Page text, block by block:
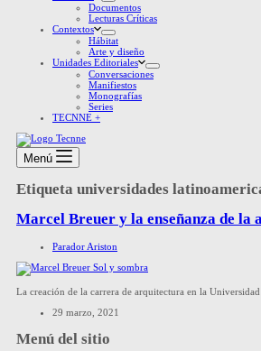
Documentos
Lecturas Críticas
Contextos
Hábitat
Arte y diseño
Unidades Editoriales
Conversaciones
Manifiestos
Monografías
Series
TECNNE +
Menú
Etiqueta universidades
Marcel Breuer y la enseñanza de
Parador Ariston
La creación de la carrera de arquitectura en la
29 marzo, 2021
Menú del sitio